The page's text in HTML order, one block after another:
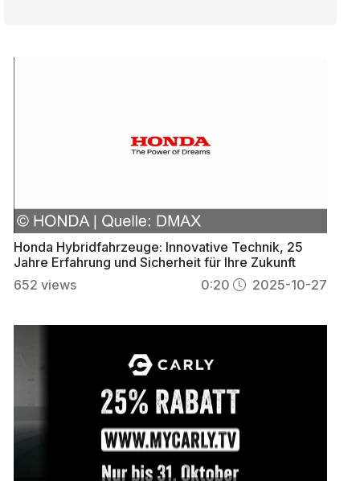
Honda Hybridfahrzeuge: Innovative Technik, 25
Jahre Erfahrung und Sicherheit für Ihre Zukunft
652 views 0:20 2025-10-27